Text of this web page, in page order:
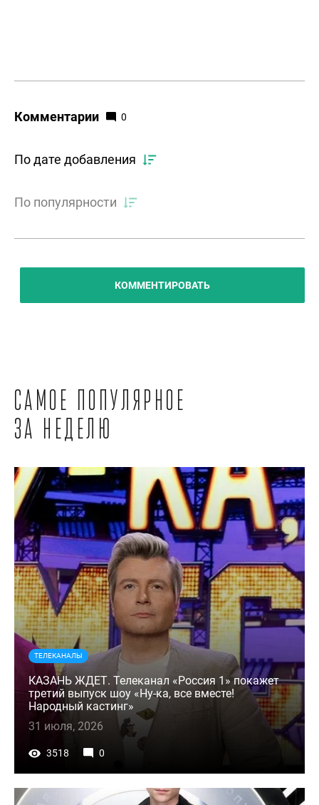
Комментарии 0
По дате добавления
По популярности
КОММЕНТИРОВАТЬ
Самое популярное
за неделю
ТЕЛЕКАНАЛЫ
КАЗАНЬ ЖДЕТ. Телеканал «Россия 1» покажет
третий выпуск шоу «Ну-ка, все вместе!
Народный кастинг»
31 июля, 2026
3518 0